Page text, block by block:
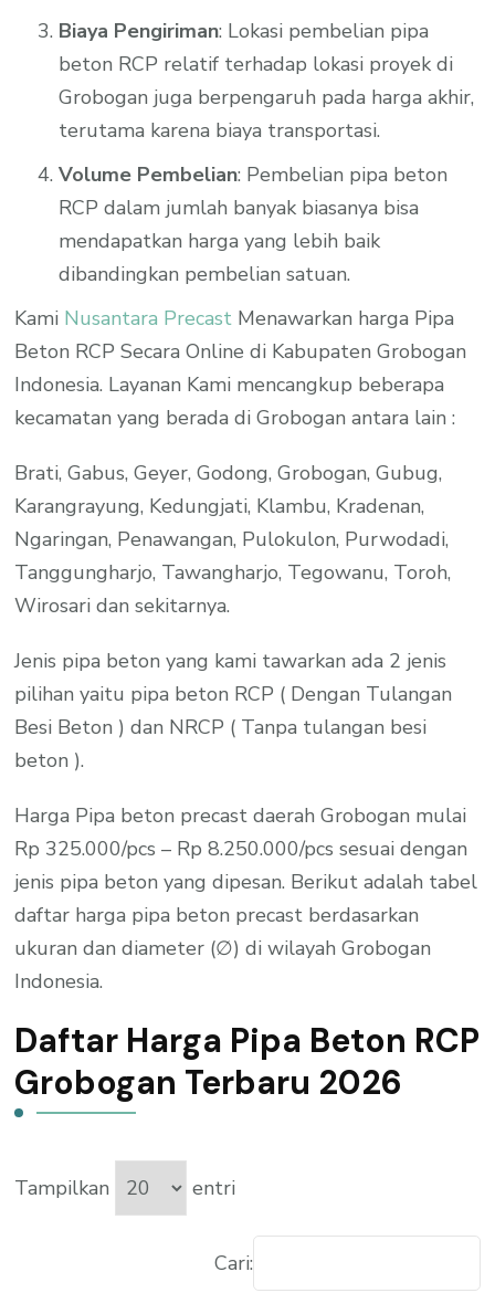
Biaya Pengiriman: Lokasi pembelian pipa
beton RCP relatif terhadap lokasi proyek di
Grobogan juga berpengaruh pada harga akhir,
terutama karena biaya transportasi.
Volume Pembelian: Pembelian pipa beton
RCP dalam jumlah banyak biasanya bisa
mendapatkan harga yang lebih baik
dibandingkan pembelian satuan.
Kami Nusantara Precast Menawarkan harga Pipa
Beton RCP Secara Online di Kabupaten Grobogan
Indonesia. Layanan Kami mencangkup beberapa
kecamatan yang berada di Grobogan antara lain :
Brati, Gabus, Geyer, Godong, Grobogan, Gubug,
Karangrayung, Kedungjati, Klambu, Kradenan,
Ngaringan, Penawangan, Pulokulon, Purwodadi,
Tanggungharjo, Tawangharjo, Tegowanu, Toroh,
Wirosari dan sekitarnya.
Jenis pipa beton yang kami tawarkan ada 2 jenis
pilihan yaitu pipa beton RCP ( Dengan Tulangan
Besi Beton ) dan NRCP ( Tanpa tulangan besi
beton ).
Harga Pipa beton precast daerah Grobogan mulai
Rp 325.000/pcs – Rp 8.250.000/pcs sesuai dengan
jenis pipa beton yang dipesan. Berikut adalah tabel
daftar harga pipa beton precast berdasarkan
ukuran dan diameter (∅) di wilayah Grobogan
Indonesia.
Daftar Harga Pipa Beton RCP
Grobogan Terbaru 2026
Tampilkan entri
Cari: